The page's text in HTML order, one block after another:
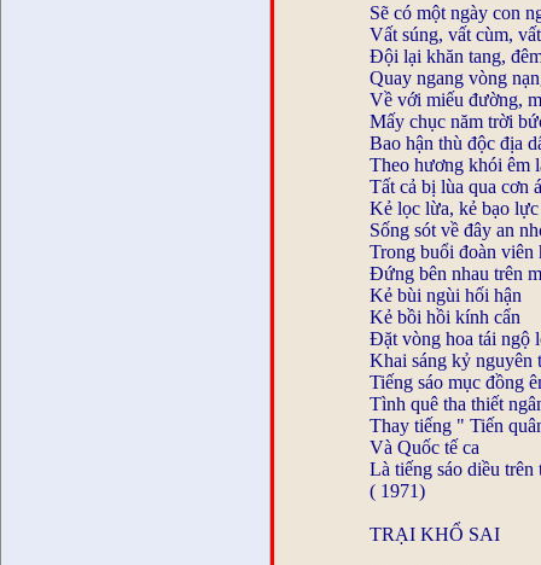
Sẽ có một ngày con
Vất súng, vất cùm,
Đội lại khăn tang,
Quay ngang vòng
Về với miếu đường,
Mấy chục năm trời
Bao hận thù độc địa
Theo hương khói êm
Tất cả bị lùa qua cơn
Kẻ lọc lừa, kẻ bạo
Sống sót về đây an
Trong buổi đoàn viên
Đứng bên nhau trên
Kẻ bùi ngùi hối hận
Kẻ bồi hồi kính cẩn
Đặt vòng hoa tái ngộ
Khai sáng kỷ nguyên
Tiếng sáo mục đồng
Tình quê tha thiết
Thay tiếng " Tiến
Và Quốc tế ca
Là tiếng sáo diều
( 1971)
TRẠI KHỔ SAI